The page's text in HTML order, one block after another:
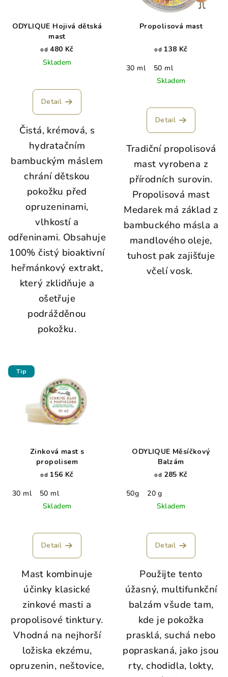
ODYLIQUE Hojivá dětská
mast
od 480 Kč
Skladem
Detail
Čistá, krémová, s
hydratačním
bambuckým máslem
chrání dětskou
pokožku před
opruzeninami,
vlhkostí a
odřeninami. Obsahuje
100% čistý bioaktivní
heřmánkový extrakt,
který zklidňuje a
ošetřuje
podrážděnou
pokožku.
Propolisová mast
od 138 Kč
30 ml
50 ml
Skladem
Detail
Tradiční propolisová
mast vyrobena z
přírodních surovin.
Propolisová mast
Medarek má základ z
bambuckého másla a
mandlového oleje,
tuhost pak zajišťuje
včelí vosk.
Tip
Zinková mast s
propolisem
od 156 Kč
30 ml
50 ml
Skladem
Detail
Mast kombinuje
účinky klasické
zinkové masti a
propolisové tinktury.
Vhodná na nejhorší
ložiska ekzému,
opruzenin, neštovice,
ODYLIQUE Měsíčkový
Balzám
od 285 Kč
50g
20 g
Skladem
Detail
Použijte tento
úžasný, multifunkční
balzám všude tam,
kde je pokožka
prasklá, suchá nebo
popraskaná, jako jsou
rty, chodidla, lokty,